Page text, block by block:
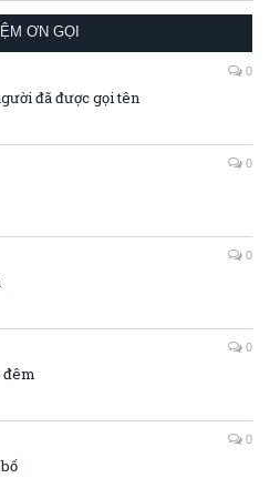
ƠN GỌI
0
đã được gọi tên
0
0
0
đêm
0